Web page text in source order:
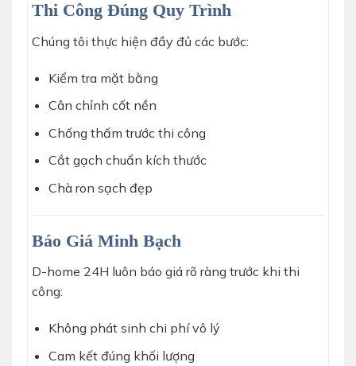
Thi Công Đúng Quy Trình
Chúng tôi thực hiện đầy đủ các bước:
Kiểm tra mặt bằng
Cân chỉnh cốt nền
Chống thấm trước thi công
Cắt gạch chuẩn kích thước
Chà ron sạch đẹp
Báo Giá Minh Bạch
D-home 24H luôn báo giá rõ ràng trước khi thi
công:
Không phát sinh chi phí vô lý
Cam kết đúng khối lượng